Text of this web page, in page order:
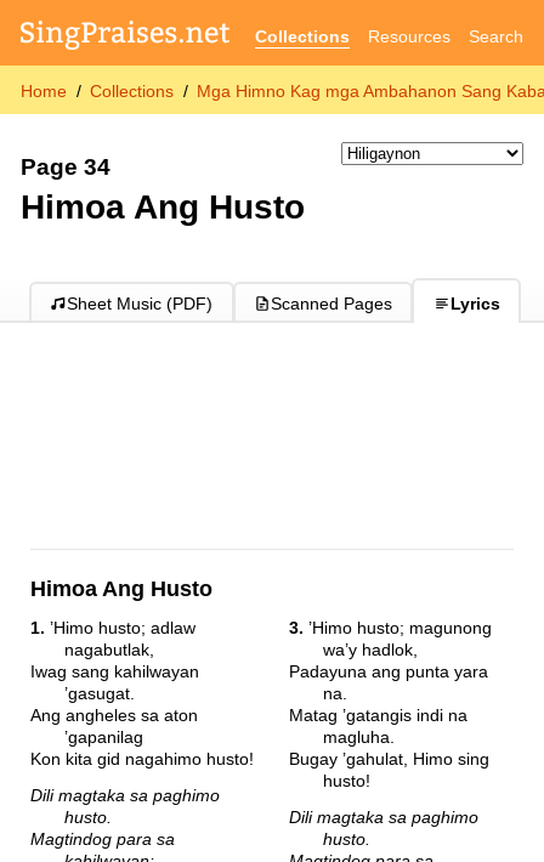
Collections Resources Search
Home Collections Mga Himno Kag mga Ambahanon Sang
Page 34
Himoa Ang Husto
Sheet Music (PDF) Scanned Pages Lyrics
Himoa Ang Husto
1.’Himo husto; adlaw
nagabutlak,
Iwag sang kahilwayan
’gasugat.
Ang angheles sa aton
’gapanilag
Kon kita gid nagahimo husto!
Dili magtaka sa paghimo
husto.
Magtindog para sa
3. ’Himo husto; magunong
wa’y hadlok,
Padayuna ang punta yara
na.
Matag ’gatangis indi na
magluha.
Bugay ’gahulat, Himo sing
husto!
Dili magtaka sa paghimo
husto.